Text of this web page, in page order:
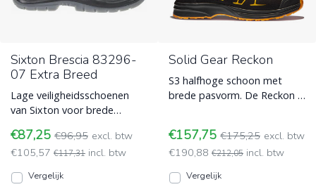
Sixton Brescia 83296-
07 Extra Breed
Lage veiligheidsschoenen
van Sixton voor brede
83296-07 met S3 normering
en ES ESD (Electro Static
Discharge)
€87,25 €96,95 excl. btw
€105,57 €117,31 incl. btw
Vergelijk
Solid Gear Reckon
S3 halfhoge schoon met
brede pasvorm. De Reckon is
(Electro Static Discharge)
€157,75 €175,25 excl. btw
€190,88 €212,05 incl. btw
Vergelijk